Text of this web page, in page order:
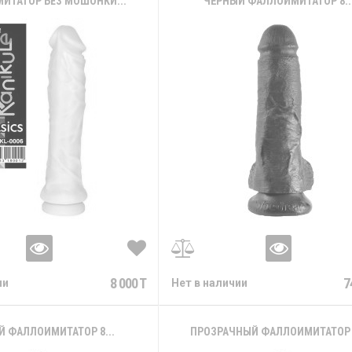
8 000 T Нет в наличии
ФАЛЛОИМИТАТОР 8... ПРОЗРАЧНЫЙ ФАЛЛОИМИТАТОР